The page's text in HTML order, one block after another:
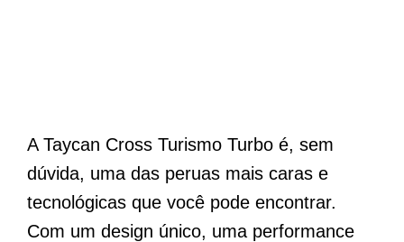
A Taycan Cross Turismo Turbo é, sem
dúvida, uma das peruas mais caras e
tecnológicas que você pode encontrar.
Com um design único, uma performance